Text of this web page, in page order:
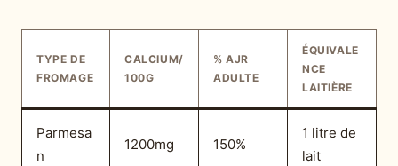
TYPE DE
FROMAGE
CALCIUM/
100G
% AJR
ADULTE
ÉQUIVALE
NCE
LAITIÈRE
Parmesa
n
1200mg 150%
1 litre de
lait